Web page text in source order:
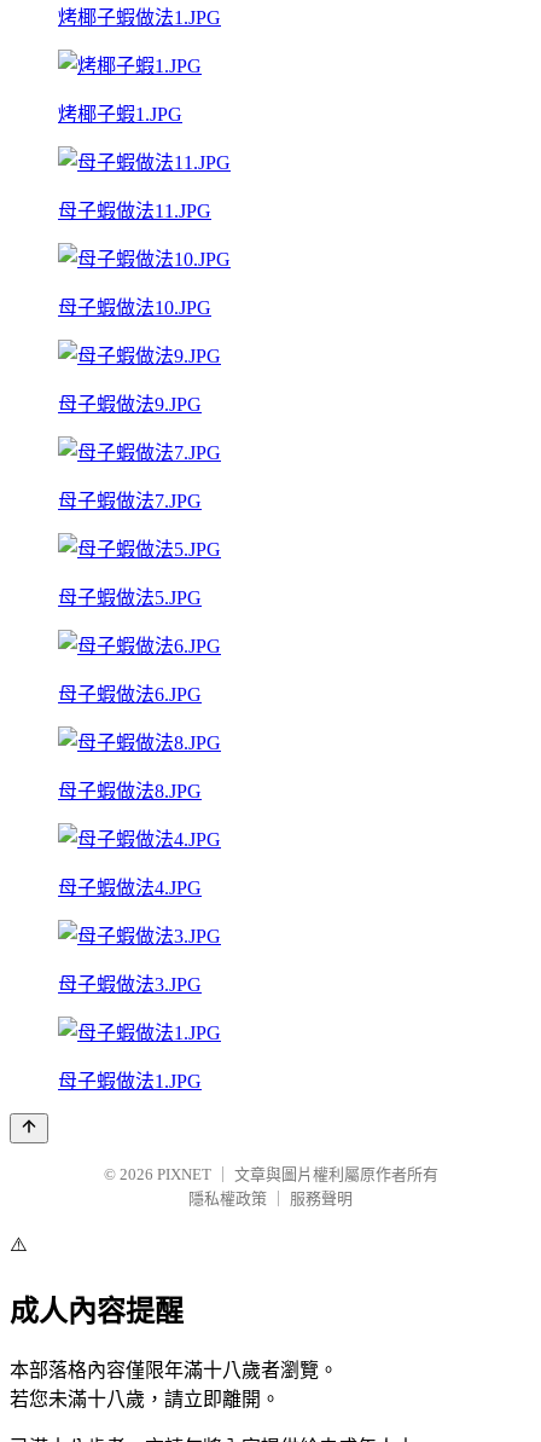
烤椰子蝦做法1.JPG
烤椰子蝦1.JPG
母子蝦做法11.JPG
母子蝦做法10.JPG
母子蝦做法9.JPG
母子蝦做法7.JPG
母子蝦做法5.JPG
母子蝦做法6.JPG
母子蝦做法8.JPG
母子蝦做法4.JPG
母子蝦做法3.JPG
母子蝦做法1.JPG
© 2026 PIXNET
文章與圖片權利屬原作者所有
隱私權政策
服務聲明
⚠️
成人內容提醒
本部落格內容僅限年滿十八歲者瀏覽。
若您未滿十八歲，請立即離開。